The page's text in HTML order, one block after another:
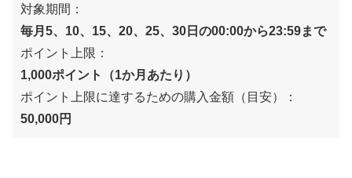
対象期間：
毎月5、10、15、20、25、30日の00:00から23:59まで
ポイント上限：
1,000ポイント（1か月あたり）
ポイント上限に達するための購入金額（目安）：
50,000円